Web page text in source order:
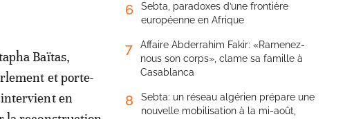
Baïtas,
et porte-
en
6
Sebta, paradoxes d’une frontière
européenne en Afrique
7
Affaire Abderrahim Fakir: «Ramenez-
nous son corps», clame sa famille à
Casablanca
8
Sebta: un réseau algérien prépare une
nouvelle mobilisation à la mi-août,